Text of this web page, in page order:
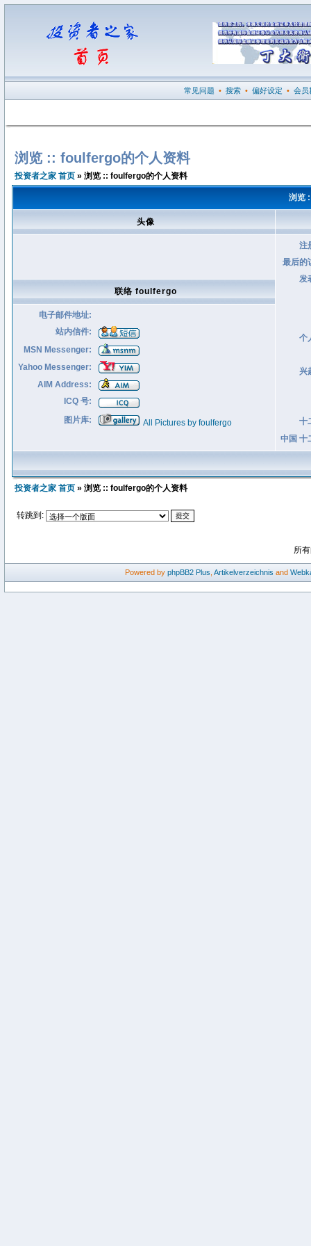
常见问题 • 搜索 • 偏好设定 • 会员
浏览 :: foulfergo的个人资料
投资者之家 首页 » 浏览 :: foulfergo的个人资料
浏览
头像
注
最后的
发
个
兴
十
中国 十
联络 foulfergo
电子邮件地址:
站内信件:
MSN Messenger:
Yahoo Messenger:
AIM Address:
ICQ 号:
图片库:
All Pictures by foulfergo
投资者之家 首页 » 浏览 :: foulfergo的个人资料
转跳到:
所
Powered by phpBB2 Plus Artikelverzeichnis and